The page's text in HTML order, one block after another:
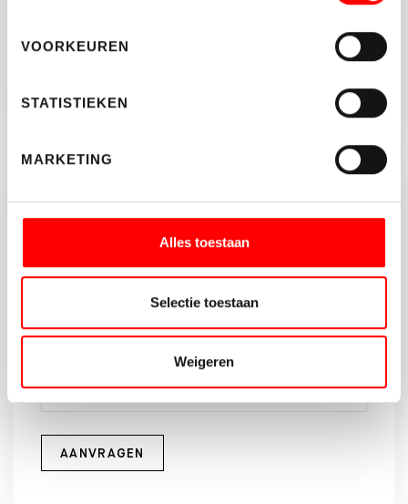
VOORKEUREN
STATISTIEKEN
MARKETING
Alles toestaan
Selectie toestaan
Weigeren
Brochure aanvragen?
Vul onderstaande gegeven in en download de
AANVRAGEN